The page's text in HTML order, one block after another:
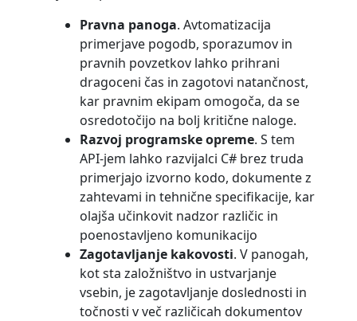
Pravna panoga. Avtomatizacija
primerjave pogodb, sporazumov in
pravnih povzetkov lahko prihrani
dragoceni čas in zagotovi natančnost,
kar pravnim ekipam omogoča, da se
osredotočijo na bolj kritične naloge.
Razvoj programske opreme. S tem
API-jem lahko razvijalci C# brez truda
primerjajo izvorno kodo, dokumente z
zahtevami in tehnične specifikacije, kar
olajša učinkovit nadzor različic in
poenostavljeno komunikacijo
Zagotavljanje kakovosti. V panogah,
kot sta založništvo in ustvarjanje
vsebin, je zagotavljanje doslednosti in
točnosti v več različicah dokumentov